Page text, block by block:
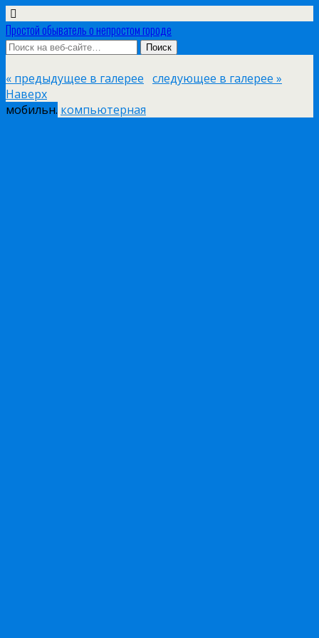
Простой обыватель о непростом городе
« предыдущее в галерее следующее в галерее »
Наверх
мобильн. компьютерная